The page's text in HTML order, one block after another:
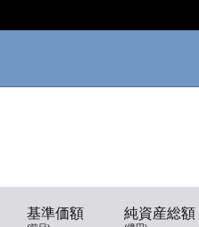
基準価額 純資産総額